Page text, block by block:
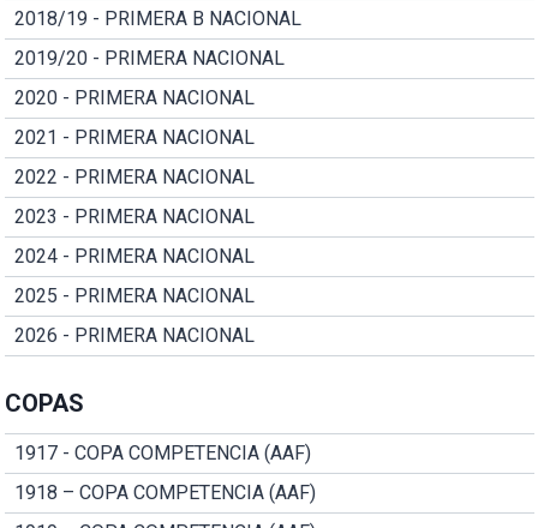
2018/19 - PRIMERA B NACIONAL
2019/20 - PRIMERA NACIONAL
2020 - PRIMERA NACIONAL
2021 - PRIMERA NACIONAL
2022 - PRIMERA NACIONAL
2023 - PRIMERA NACIONAL
2024 - PRIMERA NACIONAL
2025 - PRIMERA NACIONAL
2026 - PRIMERA NACIONAL
COPAS
1917 - COPA COMPETENCIA (AAF)
1918 – COPA COMPETENCIA (AAF)